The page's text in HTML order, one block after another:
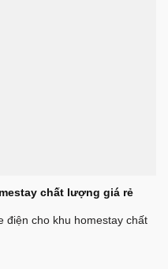
chất lượng giá rẻ
điện cho khu homestay chất